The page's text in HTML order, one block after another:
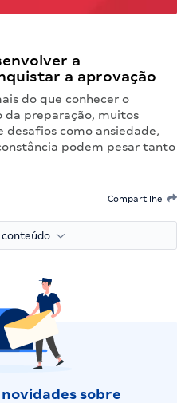
a
a aprovação
do que conhecer o
da preparação, muitos
desafios como ansiedade,
podem pesar tanto
Compartilhe
sobre